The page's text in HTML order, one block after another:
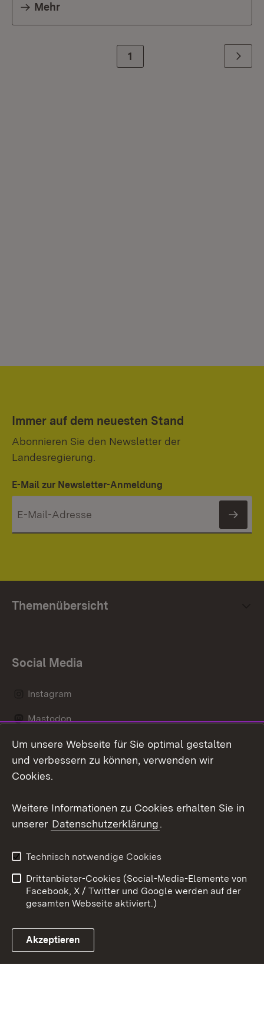
Mehr
Zur Seite
1 Weiter
Immer auf dem neuesten Stand
Abonnieren Sie den Newsletter der
Landesregierung.
E-Mail zur Newsletter-Anmeldung
Themenübersicht
Social Media
Instagram
Mastodon
Messenger
Link zum Landesportal
Kontakt
Impressum
Cookies
Um unsere Webseite für Sie optimal gestalten
und verbessern zu können, verwenden wir
Cookies.
Weitere Informationen zu Cookies erhalten Sie in
unserer Datenschutzerklärung.
Technisch notwendige Cookies
Drittanbieter-Cookies (Social-Media-Elemente von
Facebook, X / Twitter und Google werden auf der
gesamten Webseite aktiviert.)
Akzeptieren